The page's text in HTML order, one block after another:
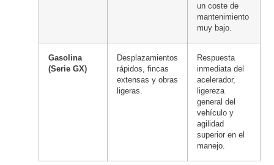
un coste de
mantenimiento
muy bajo.
Gasolina
(Serie GX)
Desplazamientos
rápidos, fincas
extensas y obras
ligeras.
Respuesta
inmediata del
acelerador,
ligereza
general del
vehículo y
agilidad
superior en el
manejo.